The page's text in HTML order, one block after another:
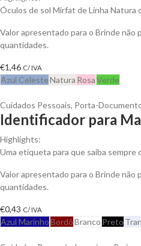
Óculos de sol Mirfat de Linha Natura
Valor apresentado para o Brinde não
quantidades.
€1,46 C/ IVA
Azul CelesteNatura RosaVerde
Cuidados Pessoais, Porta-
Identificador para
Highlights:
Uma etiqueta para que saiba sempre
Valor apresentado para o Brinde não
quantidades.
€0,43 C/ IVA
Azul MarinhoBordôBranco Preto